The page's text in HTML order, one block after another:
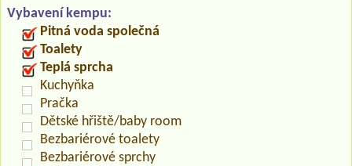
Vybavení kempu:
Pitná voda společná
Toalety
Teplá sprcha
Kuchyňka
Pračka
Dětské hřiště/baby room
Bezbariérové toalety
Bezbariérové sprchy